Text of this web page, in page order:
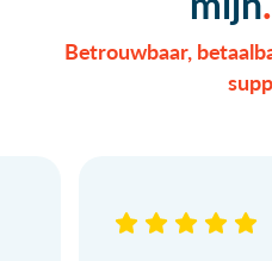
Betrouwbaar,